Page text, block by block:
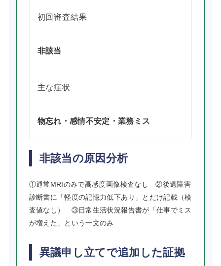
初回審査結果
非該当
主な症状
物忘れ・感情不安定・業務ミス
非該当の原因分析
①通常MRIのみで高感度画像検査なし ②後遺障害
診断書に「軽度の記憶力低下あり」とだけ記載（検
査値なし） ③日常生活状況報告書が「仕事でミス
が増えた」という一文のみ
異議申し立てで追加した証拠